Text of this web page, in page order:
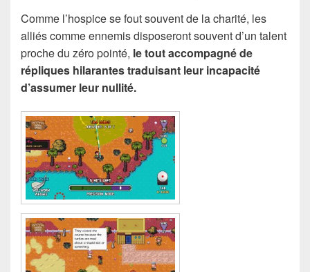
Comme l’hospice se fout souvent de la charité, les
alliés comme ennemis disposeront souvent d’un talent
proche du zéro pointé, le tout accompagné de
répliques hilarantes traduisant leur incapacité
d’assumer leur nullité.